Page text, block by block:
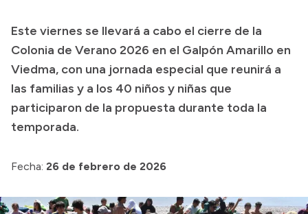
Presupuesto
Boletín Oficial
Compras y licitaciones
Consulta de expedientes
Consulta de pago a proveedores
Login
Este viernes se llevará a cabo el cierre de la
Colonia de Verano 2026 en el Galpón Amarillo en
Viedma, con una jornada especial que reunirá a
las familias y a los 40 niños y niñas que
participaron de la propuesta durante toda la
temporada.
Fecha: 26 de febrero de 2026